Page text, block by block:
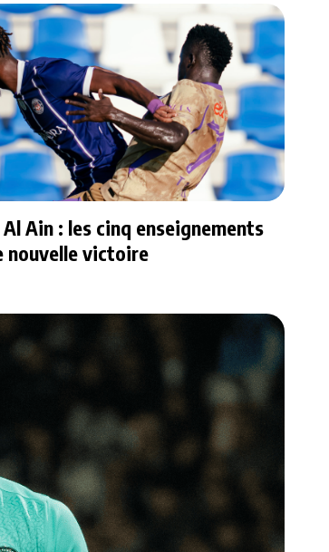
Al Ain : les cinq enseignements
nouvelle victoire